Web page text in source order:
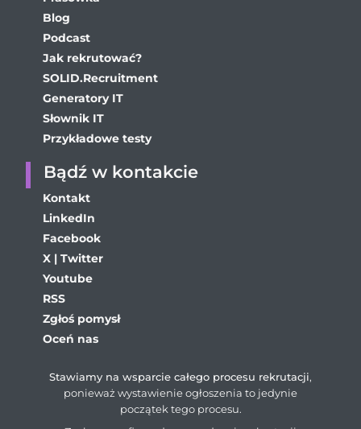
Blog
Podcast
Jak rekrutować?
SOLID.Recruitment
Generatory IT
Słownik IT
Przykładowe testy
Bądź w kontakcie
Kontakt
LinkedIn
Facebook
X | Twitter
Youtube
RSS
Zgłoś pomysł
Oceń nas
Stawiamy na wsparcie całego procesu rekrutacji,
ponieważ wystawienie ogłoszenia to jedynie
początek tego procesu.